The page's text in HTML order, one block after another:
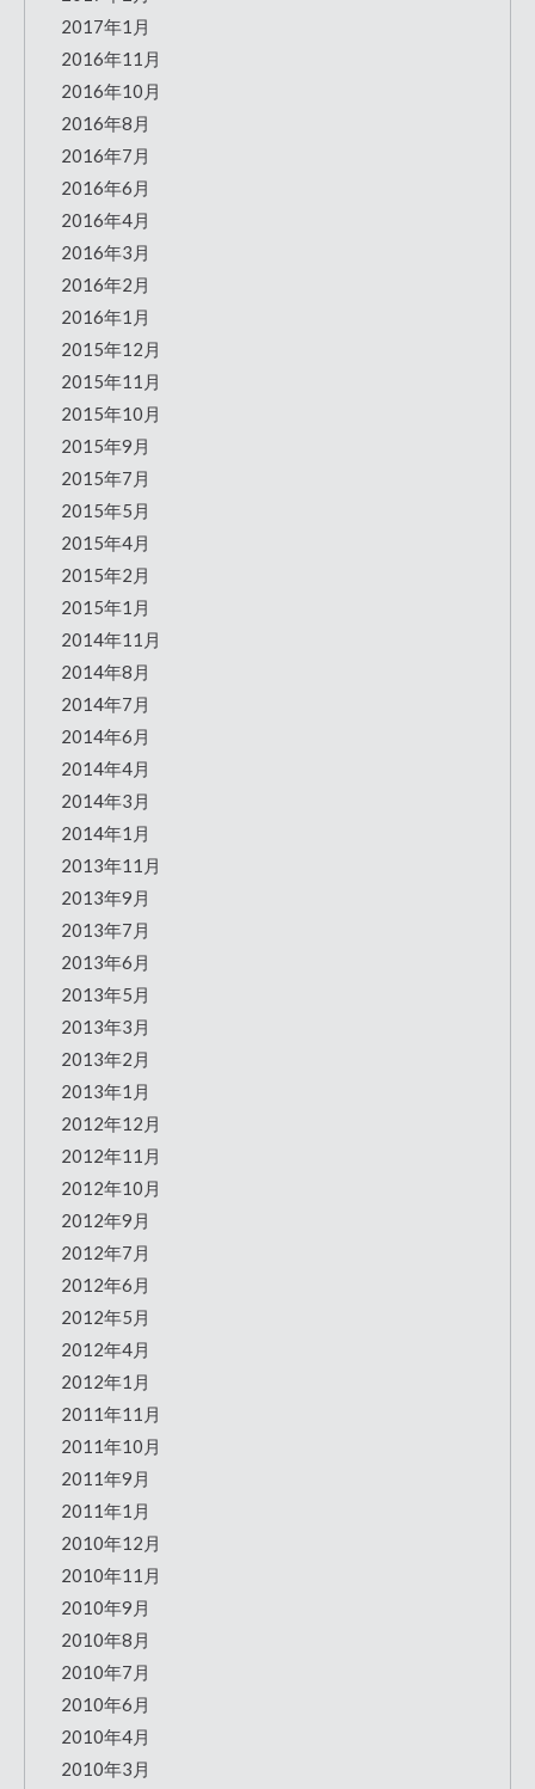
2017年1月
2016年11月
2016年10月
2016年8月
2016年7月
2016年6月
2016年4月
2016年3月
2016年2月
2016年1月
2015年12月
2015年11月
2015年10月
2015年9月
2015年7月
2015年5月
2015年4月
2015年2月
2015年1月
2014年11月
2014年8月
2014年7月
2014年6月
2014年4月
2014年3月
2014年1月
2013年11月
2013年9月
2013年7月
2013年6月
2013年5月
2013年3月
2013年2月
2013年1月
2012年12月
2012年11月
2012年10月
2012年9月
2012年7月
2012年6月
2012年5月
2012年4月
2012年1月
2011年11月
2011年10月
2011年9月
2011年1月
2010年12月
2010年11月
2010年9月
2010年8月
2010年7月
2010年6月
2010年4月
2010年3月